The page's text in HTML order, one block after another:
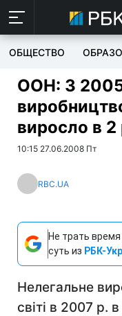
ОБЩЕСТВО
ООН: З 2005
виросло в 2
10:15 27.06.2008 Пт
RBC.UA
Не трать
суть из РБК-
Нелегальне
світі в 2007 р.